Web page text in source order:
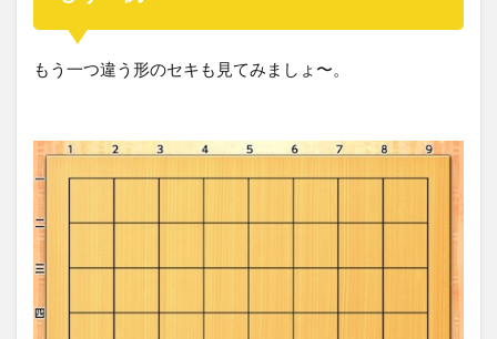
もう一つ違う形のセキも見てみましょ〜。